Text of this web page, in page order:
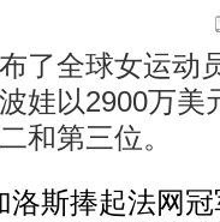
全球女运动
娃以2900万美
和第三位。
斯捧起法网冠